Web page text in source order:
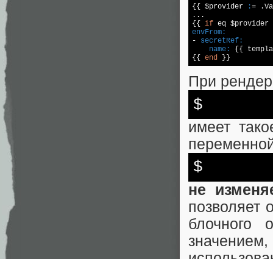
{{ $provider :=
...
{{ if eq $provider
envFrom:
- secretRef:
name:
{{
{{ end
При
$
имеет
$
не
позволяет
блочного